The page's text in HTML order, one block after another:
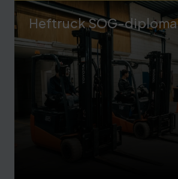
Heftruck SOG-diploma